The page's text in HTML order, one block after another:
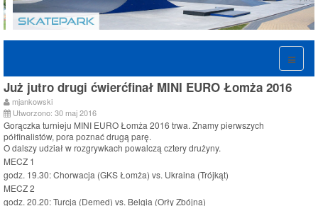
Już jutro drugi ćwierćfinał MINI EURO Łomża 2016
mjankowski
Utworzono: 30 maj 2016
Gorączka turnieju MINI EURO Łomża 2016 trwa. Znamy pierwszych
półfinalistów, pora poznać drugą parę.
O dalszy udział w rozgrywkach powalczą cztery drużyny.
MECZ 1
godz. 19.30: Chorwacja (GKS Łomża) vs. Ukraina (Trójkąt)
MECZ 2
godz. 20.20: Turcja (Demed) vs. Belgia (Orły Zbójna)